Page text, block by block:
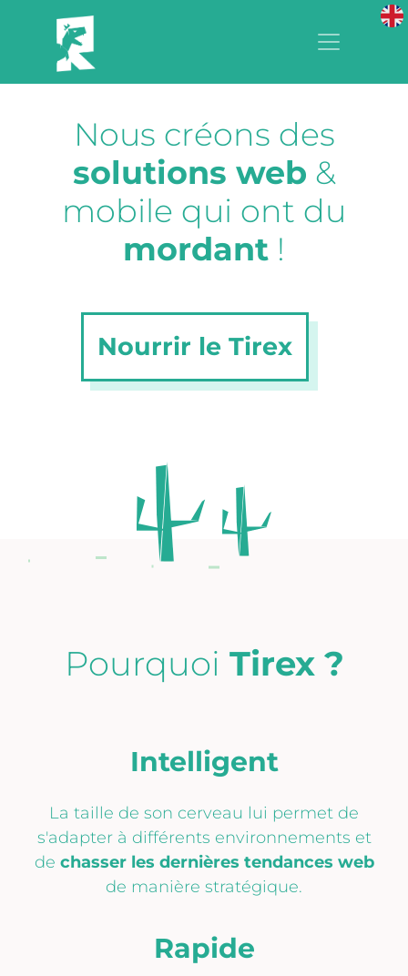
Nous créons des
solutions web &
mobile qui ont du
mordant !
Nourrir le Tirex
Pourquoi Tirex ?
Intelligent
La taille de son cerveau lui permet de
s'adapter à différents environnements et
de chasser les dernières tendances web
de manière stratégique.
Rapide